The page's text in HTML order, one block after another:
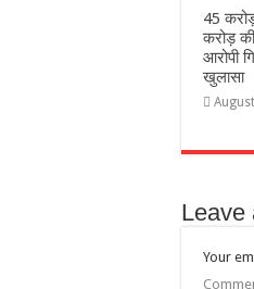
45
करोड़
आरोपी
खुलासा
Leave
Your